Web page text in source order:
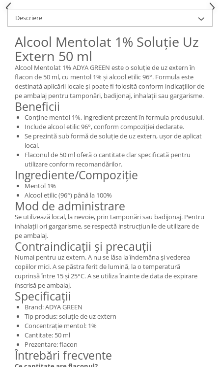
Descriere
Alcool Mentolat 1% Soluție Uz
Extern 50 ml
Alcool Mentolat 1% ADYA GREEN este o soluție de uz extern în
flacon de 50 ml, cu mentol 1% și alcool etilic 96°. Formula este
destinată aplicării locale și poate fi folosită conform indicațiilor de
pe ambalaj pentru tamponări, badijonaj, inhalații sau gargarisme.
Beneficii
Conține mentol 1%, ingredient prezent în formula produsului.
Include alcool etilic 96°, conform compoziției declarate.
Se prezintă sub formă de soluție de uz extern, ușor de aplicat
local.
Flaconul de 50 ml oferă o cantitate clar specificată pentru
utilizare conform recomandărilor.
Ingrediente/Compoziție
Mentol 1%
Alcool etilic (96°) până la 100%
Mod de administrare
Se utilizează local, la nevoie, prin tamponări sau badijonaj. Pentru
inhalații ori gargarisme, se respectă instrucțiunile de utilizare de
pe ambalaj.
Contraindicații și precauții
Numai pentru uz extern. A nu se lăsa la îndemâna și vederea
copiilor mici. A se păstra ferit de lumină, la o temperatură
cuprinsă între 15 și 25°C. A se utiliza înainte de data de expirare
înscrisă pe ambalaj.
Specificații
Brand: ADYA GREEN
Tip produs: soluție de uz extern
Concentrație mentol: 1%
Cantitate: 50 ml
Prezentare: flacon
Întrebări frecvente